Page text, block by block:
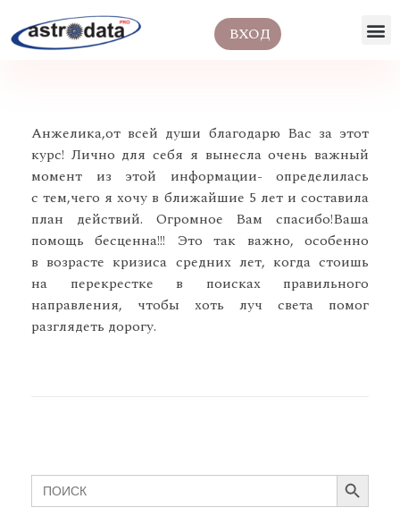
ВХОД
Анжелика,от всей души благодарю Вас за этот
курс! Лично для себя я вынесла очень важный
момент из этой информации- определилась
с тем,чего я хочу в ближайшие 5 лет и составила
план действий. Огромное Вам спасибо!Ваша
помощь бесценна!!! Это так важно, особенно
в возрасте кризиса средних лет, когда стоишь
на перекрестке в поисках правильного
направления, чтобы хоть луч света помог
разглядеть дорогу.
Search
for:
Search Button